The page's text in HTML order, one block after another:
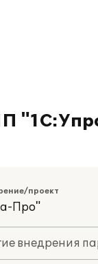
проект
Про"
внедрения